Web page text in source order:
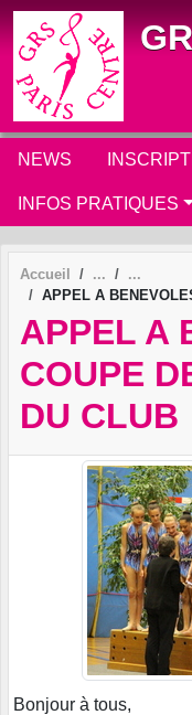
NEWS
INFOS PRATIQUES
Accueil
APPEL A
APPEL A
COUPE
DU CLUB
Bonjour à tous,
Panneau de gestion des